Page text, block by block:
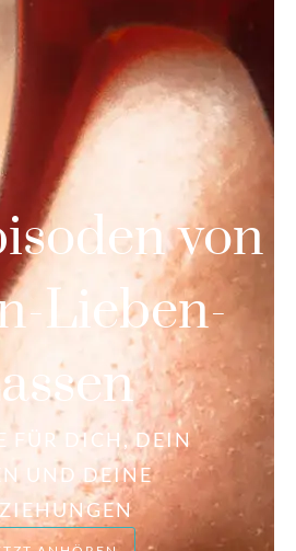
von
Lieben-
FÜR DICH, DEIN
UND DEINE